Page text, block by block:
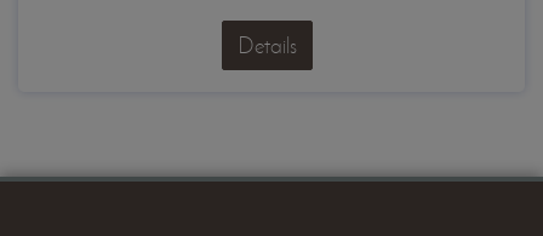
Details